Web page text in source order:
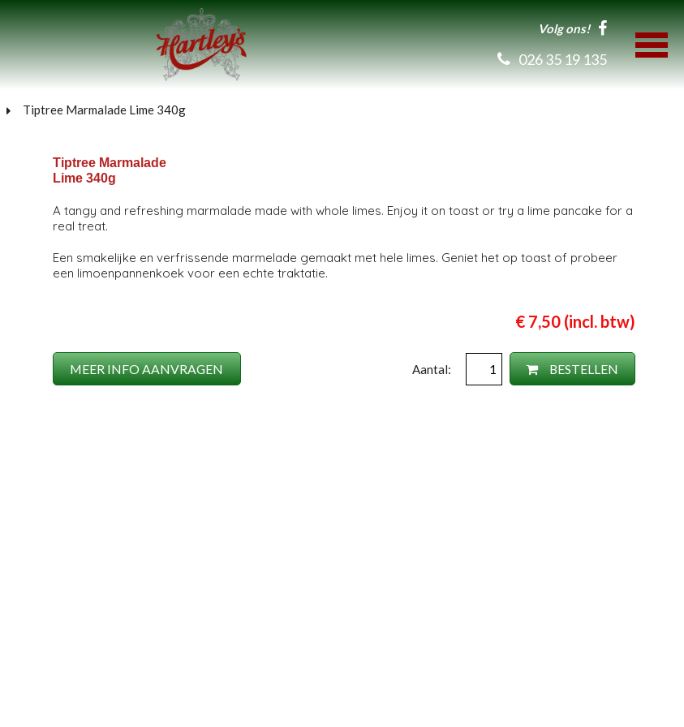
Volg ons!
026 35 19 135
Tiptree Marmalade Lime 340g
Tiptree Marmalade
Lime 340g
A tangy and refreshing marmalade made with whole limes. Enjoy it on toast or try a lime pancake for a
real treat.
Een smakelijke en verfrissende marmelade gemaakt met hele limes. Geniet het op toast of probeer
een limoenpannenkoek voor een echte traktatie.
€ 7,50 (incl. btw)
Aantal: BESTELLEN
MEER INFO AANVRAGEN